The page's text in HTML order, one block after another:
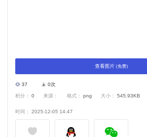
查看图片 (免费)
37 0次
积分： 0 来源： 格式： png 大小： 545.93KB
时间： 2025-12-05 14:47